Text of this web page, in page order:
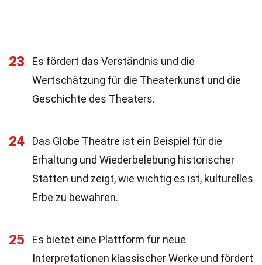
23
Es fördert das Verständnis und die
Wertschätzung für die Theaterkunst und die
Geschichte des Theaters.
24
Das Globe Theatre ist ein Beispiel für die
Erhaltung und Wiederbelebung historischer
Stätten und zeigt, wie wichtig es ist, kulturelles
Erbe zu bewahren.
25
Es bietet eine Plattform für neue
Interpretationen klassischer Werke und fördert